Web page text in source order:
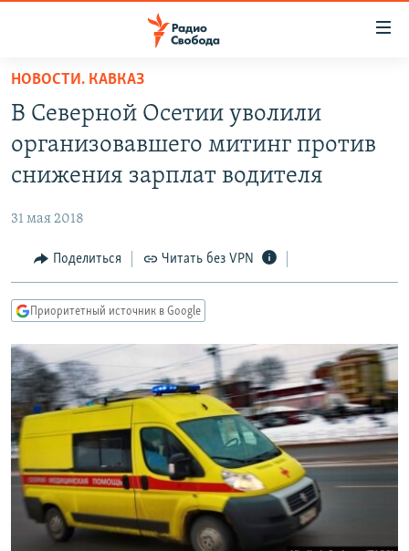
упрощенного
доступа
основному
Вернутся
Вернутся
поиску
ПОДКАСТЫ
АВТОРСКИЕ ПРОЕКТЫ
МНЕНИЯ
КУЛЬТУРА
КАВКАЗ.РЕАЛИИ
СЕВЕР.РЕАЛИИ
СИБИРЬ.РЕАЛИИ
РАСПИСАНИЕ ВЕЩАНИЯ
ПОДПИШИТЕСЬ НА РАССЫЛКУ
СОЦИАЛЬНЫЕ СЕТИ
НОВОСТИ. КАВКАЗ
В Северной Осетии уволили
организовавшего митинг против
снижения зарплат водителя
31 мая 2018
Поделиться Читать без VPN
Приоритетный источник в Google